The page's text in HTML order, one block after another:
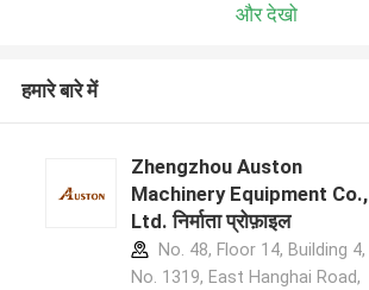
और देखो
हमारे बारे में
Zhengzhou Auston
Machinery Equipment Co.,
Ltd. निर्माता प्रोफ़ाइल
No. 48, Floor 14, Building 4,
No. 1319, East Hanghai Road,